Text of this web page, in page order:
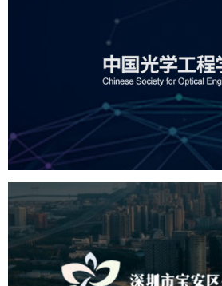
中国光学工
机构组织 国企 品牌官网
深圳市宝安区投